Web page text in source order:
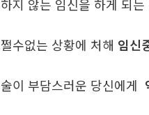
지 않는 임신을 하게 되
수없는 상황에 처해 임신
이 부담스러운 당신에게